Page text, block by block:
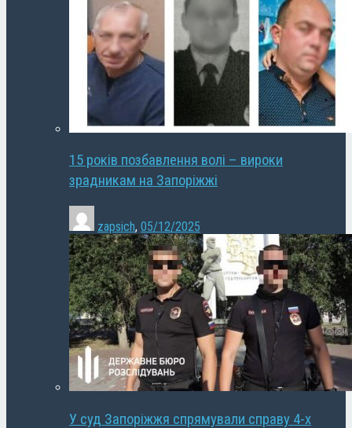
15 років позбавлення волі – вироки
зрадникам на Запоріжжі
zapsich, 05/12/2025
У суд Запоріжжя спрямували справу 4-х